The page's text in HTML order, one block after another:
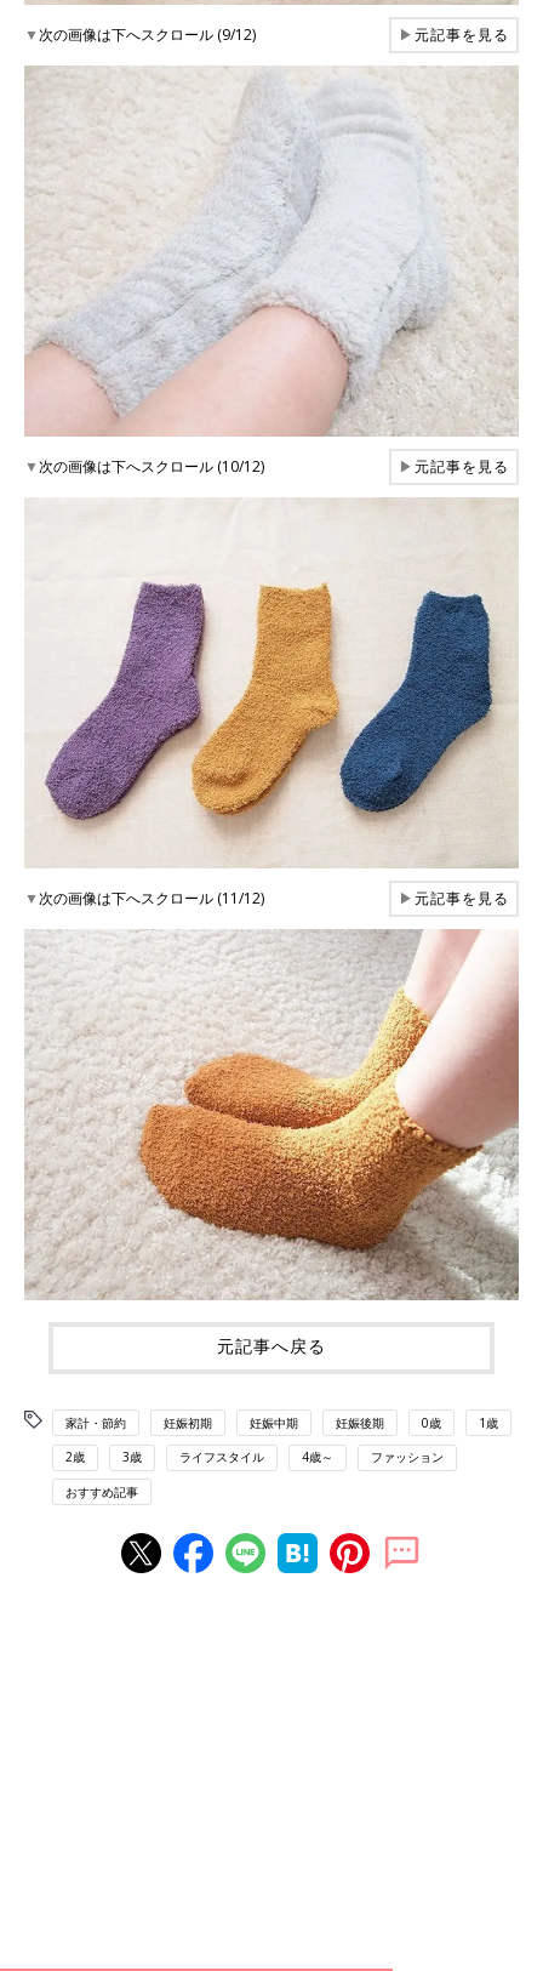
▼次の画像は下へスクロール (9/12) ▶元記事を見る
▼次の画像は下へスクロール (10/12) ▶元記事を見る
▼次の画像は下へスクロール (11/12) ▶元記事を見る
元記事へ戻る
家計・節約 妊娠初期 妊娠中期 妊娠後期 0歳 1歳
2歳 3歳 ライフスタイル 4歳～ ファッション
おすすめ記事